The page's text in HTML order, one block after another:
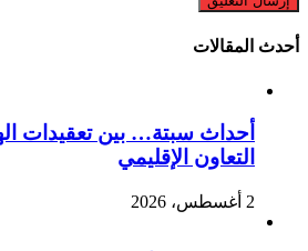
أحدث المقالات
أحداث سبتة… بين تعقيدات
التعاون الإقليمي
2 أغسطس، 2026